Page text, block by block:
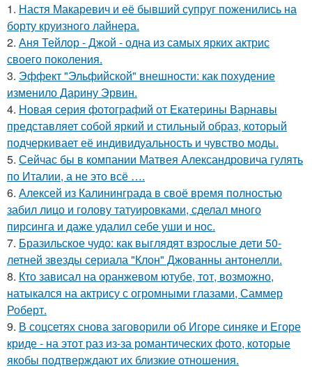
1. Настя Макаревич и её бывший супруг поженились на
борту круизного лайнера.
2. Аня Тейлор - Джой - одна из самых ярких актрис
своего поколения.
3. Эффект "Эльфийской" внешности: как похудение
изменило Дарину Эрвин.
4. Новая серия фотографий от Екатерины Варнавы
представляет собой яркий и стильный образ, который
подчеркивает её индивидуальность и чувство моды.
5. Сейчас бы в компании Матвея Александровича гулять
по Италии, а не это всё ….
6. Алексей из Калининграда в своё время полностью
забил лицо и голову татуировками, сделал много
пирсинга и даже удалил себе уши и нос.
7. Бразильское чудо: как выглядят взрослые дети 50-
летней звезды сериала "Клон" Джованны антонелли.
8. Кто зависал на оранжевом ютубе, тот, возможно,
натыкался на актрису с огромными глазами, Саммер
Роберт.
9. В соцсетях снова заговорили об Игоре синяке и Егоре
криде - на этот раз из-за романтических фото, которые
якобы подтверждают их близкие отношения.